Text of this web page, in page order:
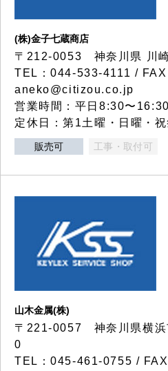
(株)金子七蔵商店
〒212-0053 神奈川県 川
TEL：044-533-4111 /
aneko@citizou.co.jp
営業時間：平日8:30〜
定休日：第1土曜・日曜・祝
販売可 工事・取付可
山木金属(株)
〒221-0057 神奈川県横浜
0
TEL：045-461-0755 /